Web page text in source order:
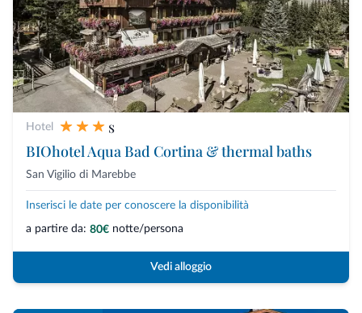
Hotel
s
BIOhotel Aqua Bad Cortina & thermal baths
San Vigilio di Marebbe
Inserisci le date per conoscere la disponibilità
a partire da: 80€ notte/persona
Vedi alloggio